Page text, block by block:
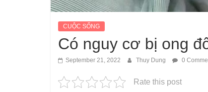
CUỘC SỐNG
Có nguy cơ bị ong
September 21, 2022 Thuy Dung 0
Rate this post